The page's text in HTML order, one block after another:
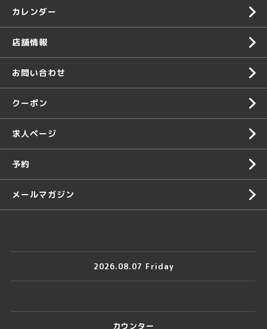
カレンダー
店舗情報
お問い合わせ
クーポン
求人ページ
予約
メールマガジン
2026.08.07 Friday
カウンター